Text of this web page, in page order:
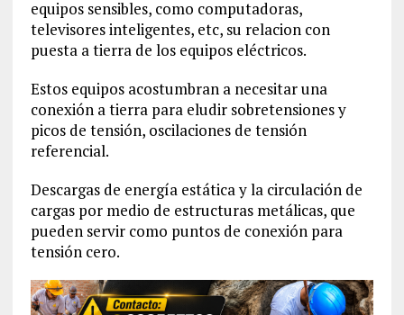
equipos sensibles, como computadoras,
televisores inteligentes, etc, su relacion con
puesta a tierra de los equipos eléctricos.
Estos equipos acostumbran a necesitar una
conexión a tierra para eludir sobretensiones y
picos de tensión, oscilaciones de tensión
referencial.
Descargas de energía estática y la circulación de
cargas por medio de estructuras metálicas, que
pueden servir como puntos de conexión para
tensión cero.